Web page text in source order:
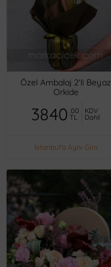
Özel Ambalaj 2'li Beyaz
Orkide
3840 ,00
TL
KDV
Dahil
İstanbul'a Aynı Gün